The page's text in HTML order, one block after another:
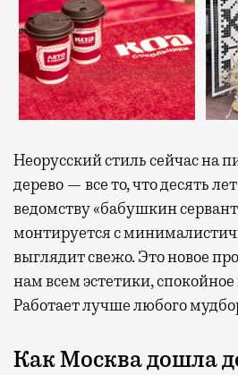
Неорусский стиль сейчас на
дерево — все то, что десять
ведомству «бабушкин
монтируется с
выглядит свежо. Это новое
нам всем эстетики,
Работает лучше любого
Как Москва дошла